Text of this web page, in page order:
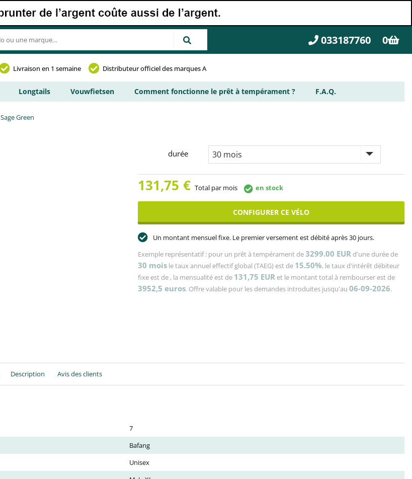
033187760 0
Livraison en 1 semaine Distributeur officiel des marques A
Longtails Vouwfietsen Comment fonctionne le prêt à tempérament ? F.A.Q.
Sage Green
durée
131,75 € Total par mois en stock
CONFIGURER CE VÉLO
Un montant mensuel fixe. Le premier versement est débité après 30 jours.
Exemple représentatif : pour un prêt à tempérament de3299.00 EURd'une durée de
30 mois le taux annuel effectif global (TAEG) est de 15.50%, le taux d'intérêt débiteur
fixe est de , la mensualité est de 131,75 EURet le montant total à rembourser est de
3952,5 euros. Offre valable pour les demandes introduites jusqu'au 06-09-2026.
Description Avis des clients
7
Bafang
Unisex